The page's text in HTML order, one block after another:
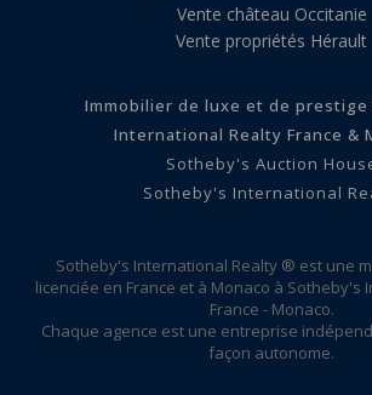
Vente château Occitanie
Vente propriétés Hérault
Immobilier de luxe et de prestige
International Realty France &
Sotheby's Auction
Sotheby's International
Sotheby's International Realty ® est une
licenciée en France et à Monaco à Sotheby's
France - Monaco.
Chaque agence est une entreprise
façon autonome.